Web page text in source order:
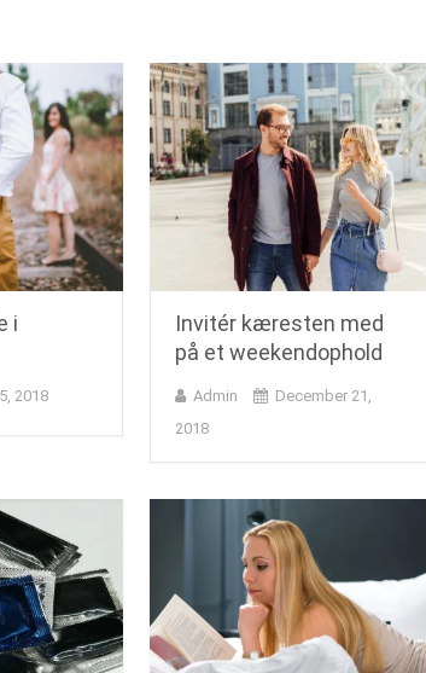
i
2018
Invitér kæresten med
på et weekendophold
Admin
December 21,
2018